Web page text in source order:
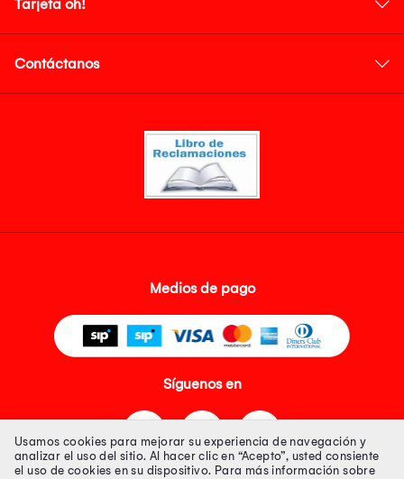
Tarjeta oh!
Contáctanos
Medios de pago
Síguenos en
Usamos cookies para mejorar su experiencia de navegación y
analizar el uso del sitio. Al hacer clic en “Acepto”, usted consiente
el uso de cookies en su dispositivo. Para más información sobre